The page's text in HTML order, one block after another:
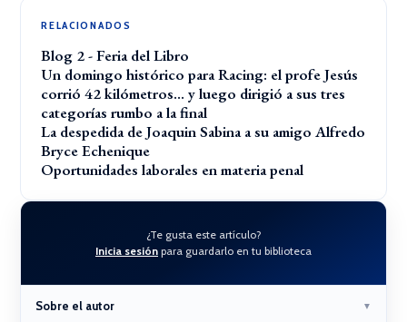
RELACIONADOS
Blog 2 - Feria del Libro
Un domingo histórico para Racing: el profe Jesús
corrió 42 kilómetros… y luego dirigió a sus tres
categorías rumbo a la final
La despedida de Joaquin Sabina a su amigo Alfredo
Bryce Echenique
Oportunidades laborales en materia penal
¿Te gusta este artículo?
Inicia sesión para guardarlo en tu biblioteca
Sobre el autor ▼